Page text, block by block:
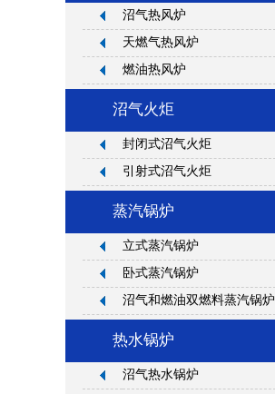
沼气热风炉
天燃气热风炉
燃油热风炉
沼气火炬
封闭式沼气火炬
引射式沼气火炬
蒸汽锅炉
立式蒸汽锅炉
卧式蒸汽锅炉
沼气和燃油双燃料蒸汽锅炉
热水锅炉
沼气热水锅炉